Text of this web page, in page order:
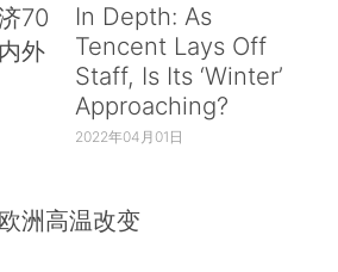
70
外
In Depth: As
Tencent Lays Off
Staff, Is Its ‘Winter’
Approaching?
2022年04月01日
洲高温改变